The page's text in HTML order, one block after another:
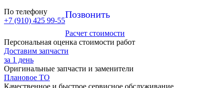
По телефону
+7 (910) 425 99-55
Позвонить
Расчет стоимости
Персональная оценка стоимости работ
Доставим запчасти
за 1 день
Оригинальные запчасти и заменители
Плановое ТО